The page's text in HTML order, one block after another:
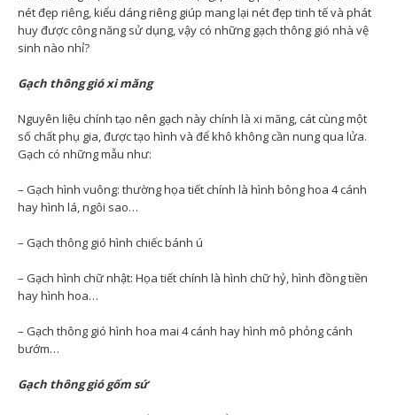
nét đẹp riêng, kiểu dáng riêng giúp mang lại nét đẹp tinh tế và phát
huy được công năng sử dụng, vậy có những gạch thông gió nhà vệ
sinh nào nhỉ?
Gạch thông gió xi măng
Nguyên liệu chính tạo nên gạch này chính là xi măng, cát cùng một
số chất phụ gia, được tạo hình và để khô không cần nung qua lửa.
Gạch có những mẫu như:
– Gạch hình vuông: thường họa tiết chính là hình bông hoa 4 cánh
hay hình lá, ngôi sao…
– Gạch thông gió hình chiếc bánh ú
– Gạch hình chữ nhật: Họa tiết chính là hình chữ hỷ, hình đồng tiền
hay hình hoa…
– Gạch thông gió hình hoa mai 4 cánh hay hình mô phỏng cánh
bướm…
Gạch thông gió gốm sứ